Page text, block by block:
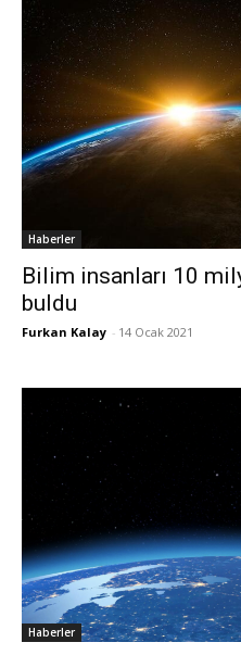
Haberler
Bilim insanları 10
buldu
Furkan Kalay - 14 Ocak 2021
Haberler